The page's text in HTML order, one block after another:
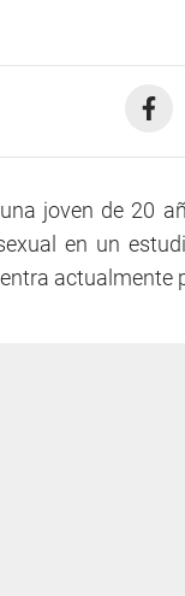
joven de 20
en un
actualmente